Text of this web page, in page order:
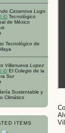
Casanova Lugo
iD Tecnológico
de México
Tecnológico de
Villanueva Lopez
iD El Colegio de la
Sur
Sustentable y
Climático
ITEMS